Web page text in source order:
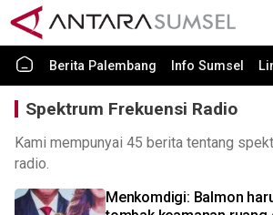
Berita Palembang Info Sumsel
Spektrum Frekuensi Radio
Kami mempunyai 45 berita tentang
radio.
Menkomdigi: Balmon